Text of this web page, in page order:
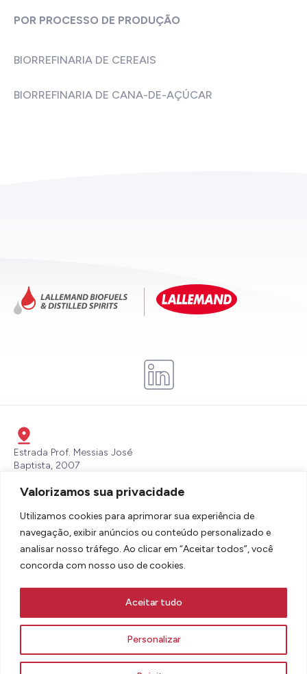
Valorizamos sua privacidade
Utilizamos cookies para aprimorar sua experiência de
navegação, exibir anúncios ou conteúdo personalizado e
analisar nosso tráfego. Ao clicar em “Aceitar todos”, você
concorda com nosso uso de cookies.
Personalizar
Aceitar tudo
POR PROCESSO DE PRODUÇÃO
BIORREFINARIA DE CEREAIS
BIORREFINARIA DE CANA-DE-AÇÚCAR
Estrada Prof. Messias José
Baptista, 2007
13432-700
(19) 3436-6600